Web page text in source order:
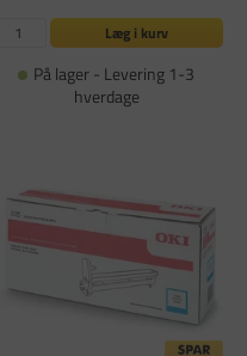
Læg i kurv
På lager - Levering 1-3
hverdage